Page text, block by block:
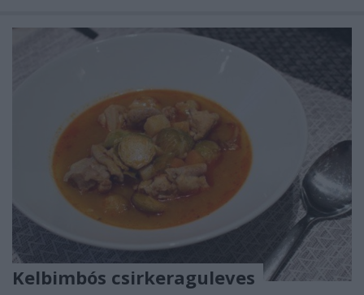
Kelbimbós csirkeraguleves